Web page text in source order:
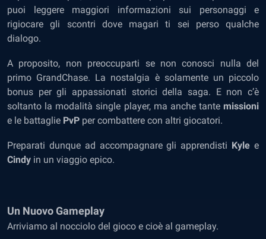
puoi leggere maggiori informazioni sui personaggi e
rigiocare gli scontri dove magari ti sei perso qualche
dialogo.
A proposito, non preoccuparti se non conosci nulla del
primo GrandChase. La nostalgia è solamente un piccolo
bonus per gli appassionati storici della saga. E non c’è
soltanto la modalità single player, ma anche tante missioni
e le battaglie PvP per combattere con altri giocatori.
Preparati dunque ad accompagnare gli apprendisti Kyle e
Cindy in un viaggio epico.
Un Nuovo Gameplay
Arriviamo al nocciolo del gioco e cioè al gameplay.